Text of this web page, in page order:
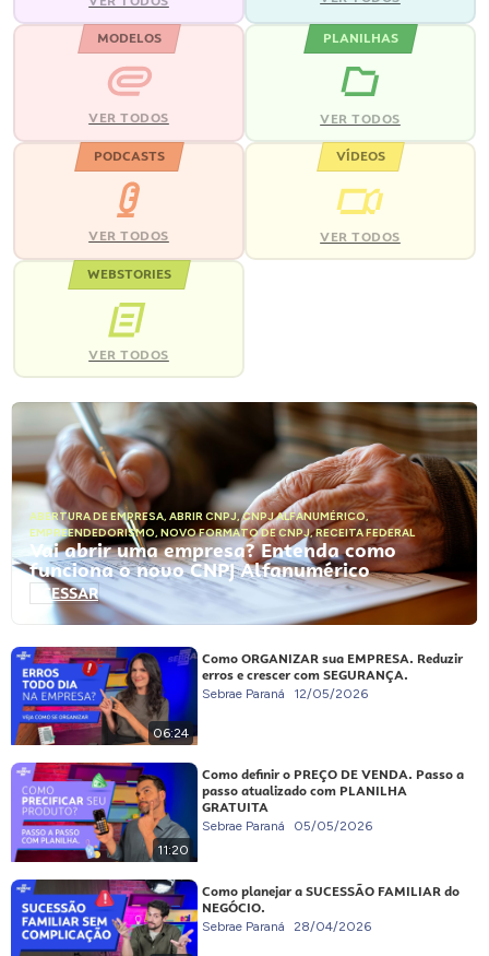
MODELOS
VER TODOS
PLANILHAS
VER TODOS
PODCASTS
VER TODOS
VÍDEOS
VER TODOS
WEBSTORIES
VER TODOS
ABERTURA DE EMPRESA, ABRIR CNPJ,CNPJ ALFANUMÉRICO,
EMPREENDEDORISMO, NOVO FORMATO DE CNPJ,RECEITA FEDERAL
Vai abrir uma empresa? Entenda como
funciona o novo CNPJ Alfanumérico
ACESSAR
06:24
Como ORGANIZAR sua EMPRESA. Reduzir
erros e crescer com SEGURANÇA.
Sebrae Paraná 12/05/2026
11:20
Como definir o PREÇO DE VENDA. Passo a
passo atualizado com PLANILHA
GRATUITA
Sebrae Paraná 05/05/2026
Como planejar a SUCESSÃO FAMILIAR do
NEGÓCIO.
Sebrae Paraná 28/04/2026